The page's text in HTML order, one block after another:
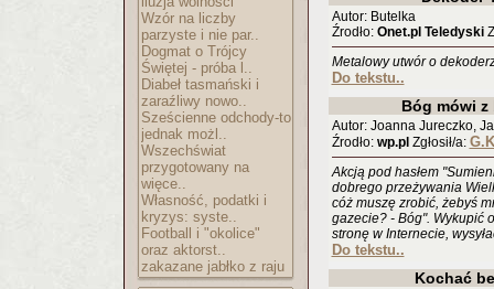
Wzór na liczby
parzyste i nie par..
Dogmat o Trójcy
Świętej - próba l..
Diabeł tasmański i
zaraźliwy nowo..
Sześcienne odchody-to
jednak możl..
Wszechświat
przygotowany na
więce..
Własność, podatki i
kryzys: syste..
Football i "okolice"
oraz aktorst..
zakazane jabłko z raju
Autor: Butelka
Źrodło: Onet.pl Teledyski
Metalowy utwór o
Do tekstu..
Bóg mówi
Autor: Joanna Jureczko,
Źrodło: wp.pl Zgłosił/a:
Akcją pod hasłem
dobrego przeżywania
cóż muszę zrobić, żebyś
gazecie? - Bóg". Wykupić
stronę w Internecie,
Do tekstu..
Kochać